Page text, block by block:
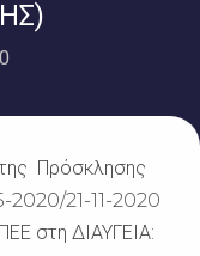
Πρόσκλησης
2020/21-11-2020
στη ΔΙΑΥΓΕΙΑ: